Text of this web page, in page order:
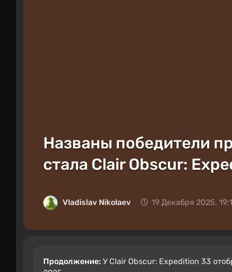
Названы победители
стала Clair Obscur:
Vladislav Nikolaev 19 Декабря 2025,
Продолжение: У Clair Obscur: Expedition 33